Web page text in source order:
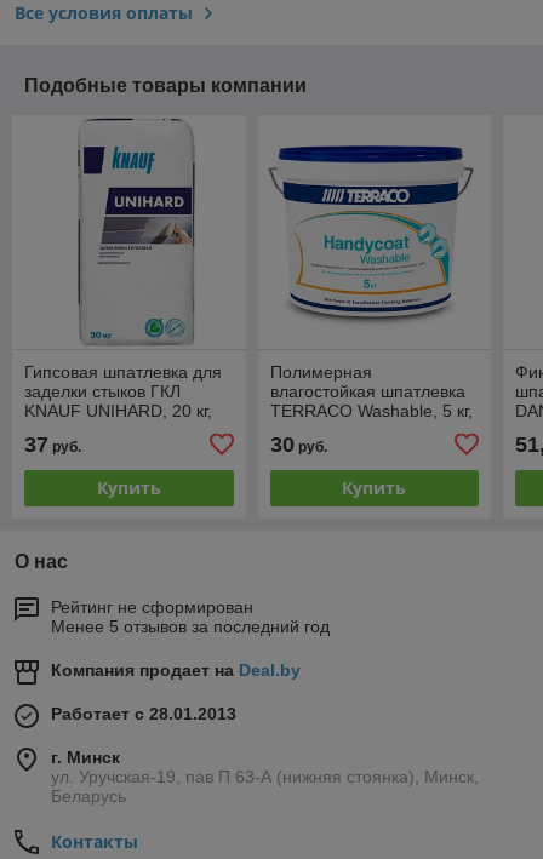
Все условия оплаты
Подобные товары компании
Гипсовая шпатлевка для
заделки стыков ГКЛ
KNAUF UNIHARD, 20 кг,
37 руб.
Купить
Полимерная
влагостойкая шпатлевка
TERRACO Washable, 5 кг,
30руб.
Купить
О нас
Рейтинг не сформирован
Менее 5 отзывов за последний год
Компания продает на Deal.by
Работает с 28.01.2013
г. Минск
ул. Уручская-19, пав П 63-А (нижняя стоянка), Минск,
Беларусь
Контакты